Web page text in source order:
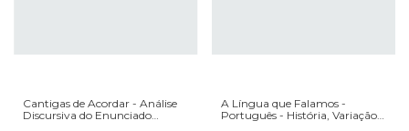
Cantigas de Acordar - Análise
Discursiva do Enunciado
A Língua que Falamos -
Português - História, Variação e